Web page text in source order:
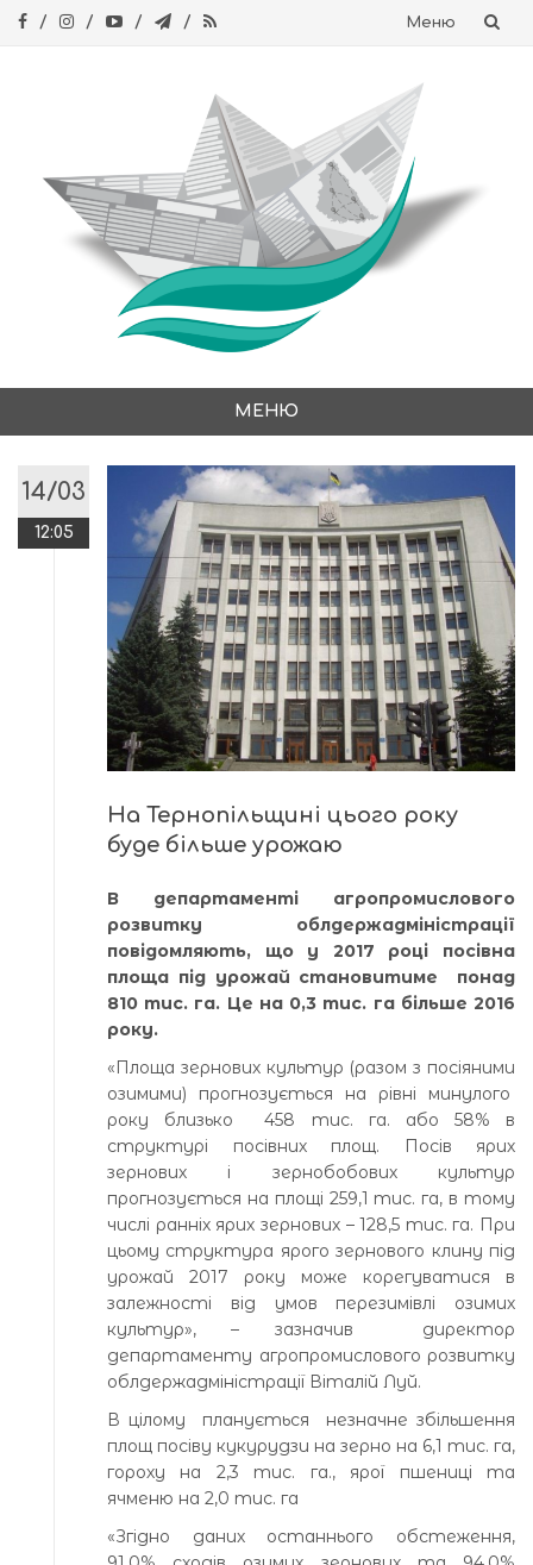
Меню
МЕНЮ
content
14/03
12:05
На Тернопільщині цього року
буде більше урожаю
В департаменті агропромислового
розвитку облдержадміністрації
повідомляють, що у 2017 році посівна
площа під урожай становитиме понад
810 тис. га. Це на 0,3 тис. га більше 2016
року.
«Площа зернових культур (разом з посіяними
озимими) прогнозується на рівні минулого
року близько 458 тис. га. або 58% в
структурі посівних площ. Посів ярих
зернових і зернобобових культур
прогнозується на площі 259,1 тис. га, в тому
числі ранніх ярих зернових – 128,5 тис. га. При
цьому структура ярого зернового клину під
урожай 2017 року може корегуватися в
залежності від умов перезимівлі озимих
культур», – зазначив директор
департаменту агропромислового розвитку
облдержадміністрації Віталій Луй.
В цілому планується незначне збільшення
площ посіву кукурудзи на зерно на 6,1 тис. га,
гороху на 2,3 тис. га., ярої пшениці та
ячменю на 2,0 тис. га
«Згідно даних останнього обстеження,